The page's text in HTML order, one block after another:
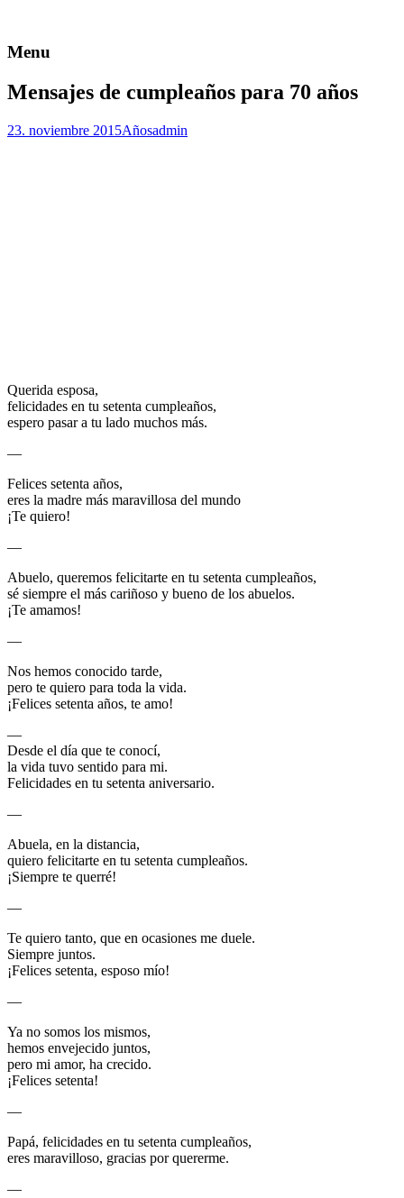
Menu
Mensajes de cumpleaños para 70 años
23. noviembre 2015Añosadmin
Querida esposa,
felicidades en tu setenta cumpleaños,
espero pasar a tu lado muchos más.
—
Felices setenta años,
eres la madre más maravillosa del mundo
¡Te quiero!
—
Abuelo, queremos felicitarte en tu setenta cumpleaños,
sé siempre el más cariñoso y bueno de los abuelos.
¡Te amamos!
—
Nos hemos conocido tarde,
pero te quiero para toda la vida.
¡Felices setenta años, te amo!
—
Desde el día que te conocí,
la vida tuvo sentido para mi.
Felicidades en tu setenta aniversario.
—
Abuela, en la distancia,
quiero felicitarte en tu setenta cumpleaños.
¡Siempre te querré!
—
Te quiero tanto, que en ocasiones me duele.
Siempre juntos.
¡Felices setenta, esposo mío!
—
Ya no somos los mismos,
hemos envejecido juntos,
pero mi amor, ha crecido.
¡Felices setenta!
—
Papá, felicidades en tu setenta cumpleaños,
eres maravilloso, gracias por quererme.
—